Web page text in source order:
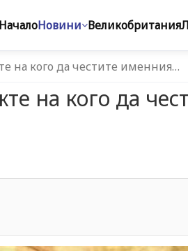
НачалоНовини Великобритания
на кого да честите именния…
на кого да